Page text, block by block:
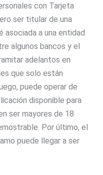
con Tarjeta
ser titular de una
a una entidad
algunos bancos y el
adelantos en
que solo están
puede operar de
disponible para
ser mayores de 18
Por último, el
puede llegar a ser